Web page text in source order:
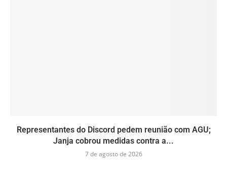
Representantes do Discord pedem reunião com AGU;
Janja cobrou medidas contra a...
7 de agosto de 2026